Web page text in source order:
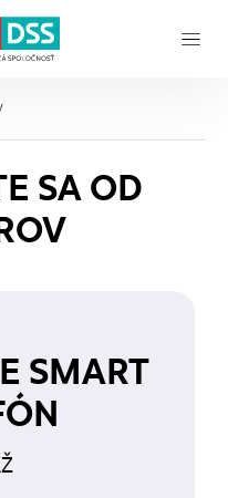
, aktuálna stránka
SA OD
SMART